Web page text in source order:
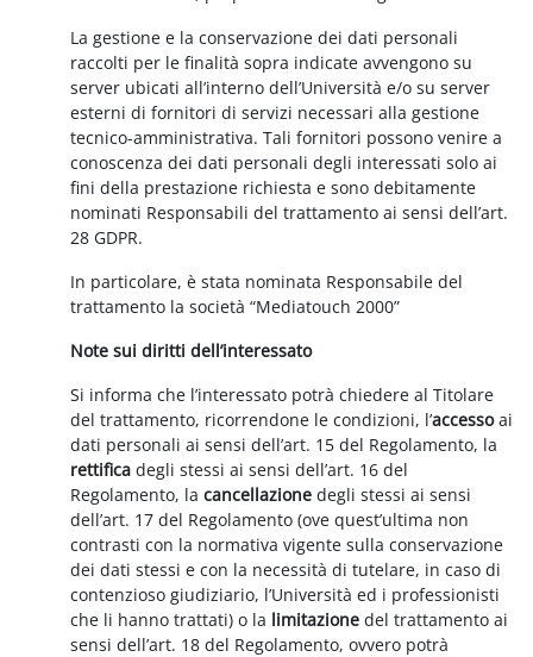
La gestione e la conservazione dei dati personali
raccolti per le finalità sopra indicate avvengono su
server ubicati all’interno dell’Università e/o su server
esterni di fornitori di servizi necessari alla gestione
tecnico-amministrativa. Tali fornitori possono venire a
conoscenza dei dati personali degli interessati solo ai
fini della prestazione richiesta e sono debitamente
nominati Responsabili del trattamento ai sensi dell’art.
28 GDPR.
In particolare, è stata nominata Responsabile del
trattamento la società “Mediatouch 2000”
Note sui diritti dell’interessato
Si informa che l’interessato potrà chiedere al Titolare
del trattamento, ricorrendone le condizioni, l’accessoai
dati personali ai sensi dell’art. 15 del Regolamento, la
rettificadegli stessi ai sensi dell’art. 16 del
Regolamento, lacancellazione degli stessi ai sensi
dell’art. 17 del Regolamento (ove quest’ultima non
contrasti con la normativa vigente sulla conservazione
dei dati stessi e con la necessità di tutelare, in caso di
contenzioso giudiziario, l’Università ed i professionisti
che li hanno trattati) o la limitazione del trattamento ai
sensi dell’art. 18 del Regolamento, ovvero potrà